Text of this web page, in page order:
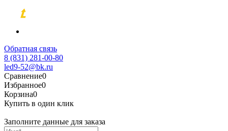
Обратная связь
8 (831) 281-00-80
led9-52@bk.ru
Сравнение0
Избранное0
Корзина0
Купить в один клик
Заполните данные для заказа